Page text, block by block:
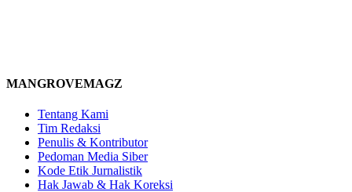
MANGROVEMAGZ
Tentang Kami
Tim Redaksi
Penulis & Kontributor
Pedoman Media Siber
Kode Etik Jurnalistik
Hak Jawab & Hak Koreksi